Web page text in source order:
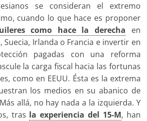
se consideran el extremo
cuando lo que hace es proponer
como hace la derecha en
Suecia, Irlanda o Francia e invertir en
pagadas con una reforma
la carga fiscal hacia las fortunas
como en EEUU. Ésta es la extrema
los medios en su abanico de
allá, no hay nada a la izquierda. Y
tras la experiencia del 15-M, han